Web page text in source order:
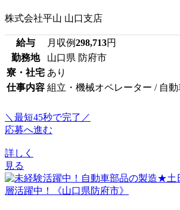
株式会社平山 山口支店
給与 月収例298,713円
勤務地
山口県 防府市
寮・社宅 あり
仕事内容 組立・機械オペレーター / 自動
＼最短45秒で完了／
応募へ進む
詳しく
見る